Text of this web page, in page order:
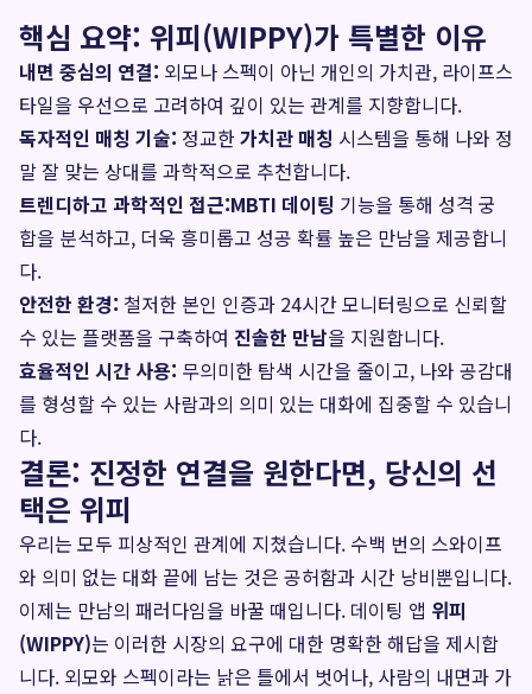
핵심 요약: 위피(WIPPY)가 특별한 이유
내면 중심의 연결: 외모나 스펙이 아닌 개인의 가치관, 라이프스
타일을 우선으로 고려하여 깊이 있는 관계를 지향합니다.
독자적인 매칭 기술: 정교한가치관 매칭 시스템을 통해 나와 정
말 잘 맞는 상대를 과학적으로 추천합니다.
트렌디하고 과학적인 접근:MBTI 데이팅 기능을 통해 성격 궁
합을 분석하고, 더욱 흥미롭고 성공 확률 높은 만남을 제공합니
다.
안전한 환경: 철저한 본인 인증과 24시간 모니터링으로 신뢰할
수 있는 플랫폼을 구축하여 진솔한 만남을 지원합니다.
효율적인 시간 사용: 무의미한 탐색 시간을 줄이고, 나와 공감대
를 형성할 수 있는 사람과의 의미 있는 대화에 집중할 수 있습니
다.
결론: 진정한 연결을 원한다면, 당신의 선
택은 위피
우리는 모두 피상적인 관계에 지쳤습니다. 수백 번의 스와이프
와 의미 없는 대화 끝에 남는 것은 공허함과 시간 낭비뿐입니다.
이제는 만남의 패러다임을 바꿀 때입니다. 데이팅 앱 위피
(WIPPY)는 이러한 시장의 요구에 대한 명확한 해답을 제시합
니다. 외모와 스펙이라는 낡은 틀에서 벗어나, 사람의 내면과 가